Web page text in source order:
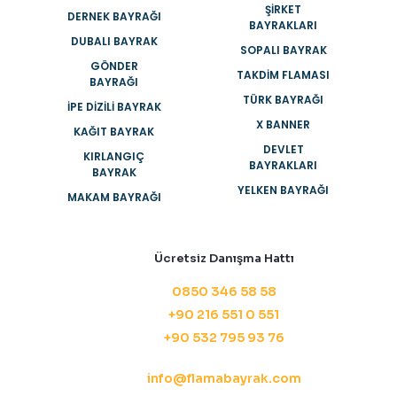
DERNEK BAYRAĞI
DUBALI BAYRAK
GÖNDER
BAYRAĞI
İPE DIZILI BAYRAK
KAĞIT BAYRAK
KIRLANGIÇ
BAYRAK
MAKAM BAYRAĞI
ŞIRKET
BAYRAKLARI
SOPALI BAYRAK
TAKDIM FLAMASI
TÜRK BAYRAĞI
X BANNER
DEVLET
BAYRAKLARI
YELKEN BAYRAĞI
Ücretsiz Danışma Hattı
0850 346 58 58
+90 216 551 0 551
+90 532 795 93 76
info@flamabayrak.com